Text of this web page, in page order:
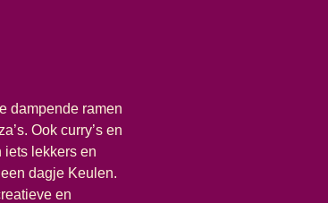
dampende ramen
Ook curry’s en
iets lekkers en
dagje Keulen.
en